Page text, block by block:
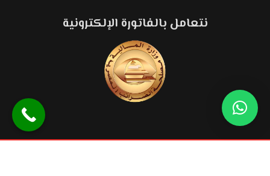
نتعامل بالفاتورة الإلكترونية